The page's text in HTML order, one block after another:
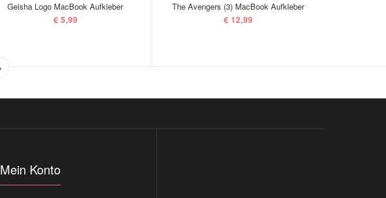
Geisha Logo MacBook Aufkleber
€ 5,99
The Avengers (3) MacBook Aufkleber
€ 12,99
Mein Konto